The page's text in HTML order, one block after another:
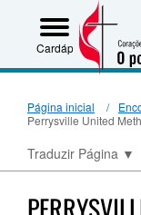
Cardápio
Página inicial
Perrysville United
Traduzir Página ▼